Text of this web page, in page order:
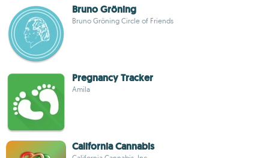
Bruno Gröning
Bruno Gröning Circle of Friends
Pregnancy Tracker
Amila
California Cannabis